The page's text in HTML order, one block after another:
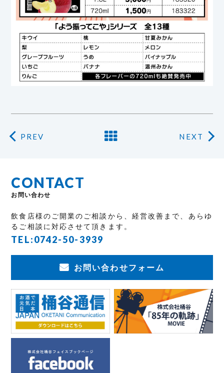
PREV NEXT
CONTACT
お問い合わせ
飲食店様のご開業のご相談から、経営改善まで、あらゆ
るご相談に対応させて頂きます。
TEL:0742-50-3939
お問い合わせフォーム